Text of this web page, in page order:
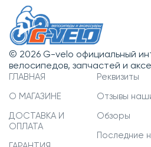
© 2026 G-velo официальный
велосипедов, запчастей и
ГЛАВНАЯ
О МАГАЗИНЕ
ДОСТАВКА И
ОПЛАТА
Реквизиты
Отзывы
Обзоры
Последние